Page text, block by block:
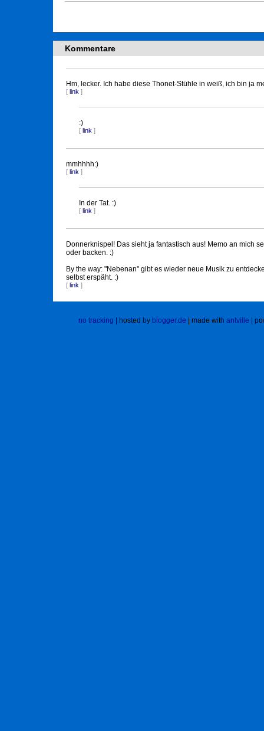
Kommentare
Hm, lecker. Ich habe diese Thonet-Stühle in weiß, ich bin ja
[ link ]
:)
[ link ]
mmhhhh:)
[ link ]
In der Tat. :)
[ link ]
Donnerknispel! Das sieht ja fantastisch aus! Memo an mich
oder backen. :)
By the way: "Nebenan" gibt es wieder neue Musik zu
selbst erspäht. :)
[ link ]
no tracking | hosted by blogger.de | made with antville |